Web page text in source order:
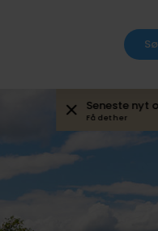
Seneste nyt
Få det her